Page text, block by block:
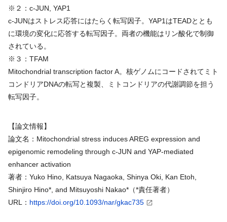
※２：c-JUN, YAP1
c-JUNはストレス応答にはたらく転写因子。YAP1はTEADととも
に環境の変化に応答する転写因子。両者の機能はリン酸化で制御
されている。
※３： TFAM
Mitochondrial transcription factor A。核ゲノムにコードされてミト
コンドリアDNAの転写と複製、ミトコンドリアの代謝調節を担う
転写因子。
【論文情報】
論文名：Mitochondrial stress induces AREG expression and
epigenomic remodeling through c-JUN and YAP-mediated
enhancer activation
著者：Yuko Hino, Katsuya Nagaoka, Shinya Oki, Kan Etoh,
Shinjiro Hino*, and Mitsuyoshi Nakao*（*責任著者）
URL： https://doi.org/10.1093/nar/gkac735